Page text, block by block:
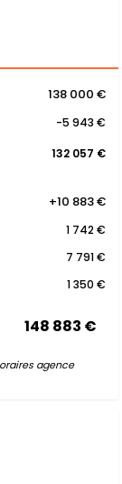
138 000 €
-5 943 €
132 057 €
+10 883 €
1 742 €
7 791 €
1 350 €
148 883 €
agence